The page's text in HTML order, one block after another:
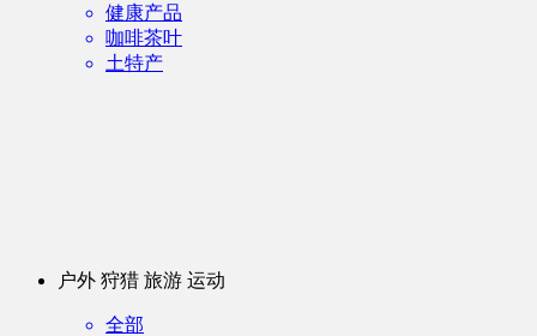
健康产品
咖啡茶叶
土特产
户外 狩猎 旅游 运动
全部